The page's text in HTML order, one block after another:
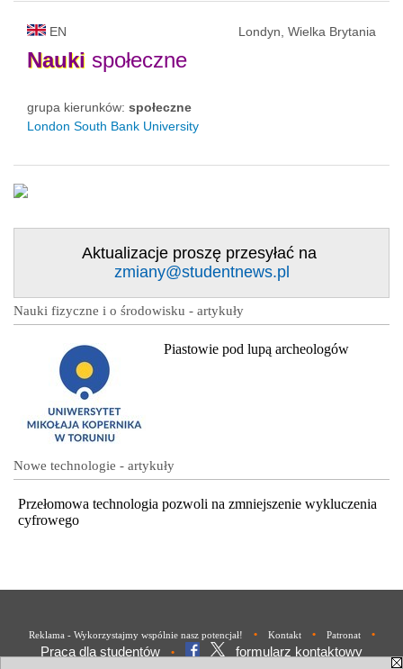
EN Londyn, Wielka Brytania
Nauki społeczne
grupa kierunków: społeczne
London South Bank University
Aktualizacje proszę przesyłać na
zmiany@studentnews.pl
Nauki fizyczne i o środowisku - artykuły
Piastowie pod lupą archeologów
Nowe technologie - artykuły
Przełomowa technologia pozwoli na zmniejszenie wykluczenia
cyfrowego
Reklama - Wykorzystajmy wspólnie nasz potencjał! • Kontakt • Patronat •
Praca dla studentów • formularz kontaktowy